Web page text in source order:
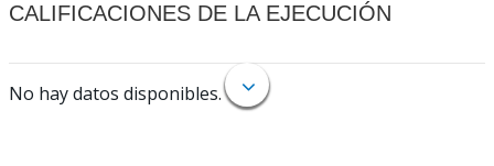
CALIFICACIONES DE LA EJECUCIÓN
No hay datos disponibles.